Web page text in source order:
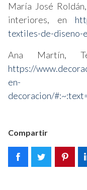
María José
interiores, en
textiles-de-diseno-
Ana Martín,
https://
en-
decoracion/
Compartir